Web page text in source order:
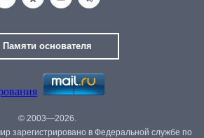
Памяти основателя
© 2003—2026.
зарегистрировано в Федеральной службе по